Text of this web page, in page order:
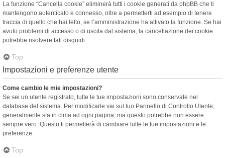
La funzione “Cancella cookie” eliminerà tutti i cookie generati da phpBB che ti
mantengono autenticato e connesso, oltre a permetterti ad esempio di tenere
traccia di quello che hai letto, se l’amministrazione ha attivato la funzione. Se hai
avuto problemi di accesso o di uscita dal sistema, la cancellazione dei cookie
potrebbe risolvere tali disguidi.
Top
Impostazioni e preferenze utente
Come cambio le mie impostazioni?
Se sei un utente registrato, tutte le tue impostazioni sono conservate nel
database del sistema. Per modificarle vai sul tuo Pannello di Controllo Utente;
generalmente sta in cima ad ogni pagina, ma questo potrebbe non essere
sempre vero. Questo ti permetterà di cambiare tutte le tue impostazioni e le
preferenze.
Top